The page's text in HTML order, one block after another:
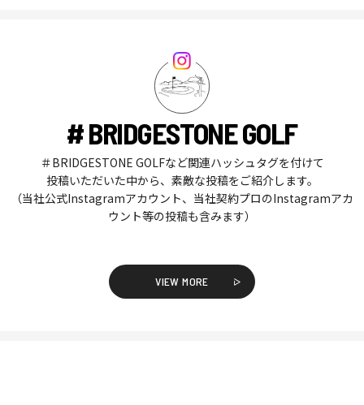
# BRIDGESTONE GOLF
＃BRIDGESTONE GOLFなど関連ハッシュタグを付けて
投稿いただいた中から、素敵な投稿をご紹介します。
（当社公式Instagramアカウント、当社契約プロのInstagramアカ
ウント等の投稿も含みます）
VIEW MORE